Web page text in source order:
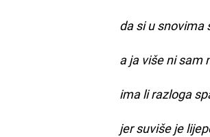
da si u snovima
a ja više ni sam
ima li razloga
jer suviše je